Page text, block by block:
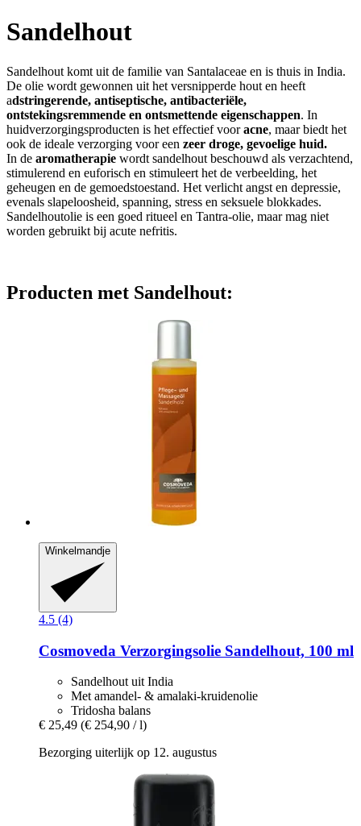
Sandelhout
Sandelhout komt uit de familie van Santalaceae en is thuis in India.
De olie wordt gewonnen uit het versnipperde hout en heeft
adstringerende, antiseptische, antibacteriële,
ontstekingsremmende en ontsmettende eigenschappen. In
huidverzorgingsproducten is het effectief vooracne, maar biedt het
ook de ideale verzorging voor een zeer droge, gevoelige huid.
In de aromatherapie wordt sandelhout beschouwd als verzachtend,
stimulerend en euforisch en stimuleert het de verbeelding, het
geheugen en de gemoedstoestand. Het verlicht angst en depressie,
evenals slapeloosheid, spanning, stress en seksuele blokkades.
Sandelhoutolie is een goed ritueel en Tantra-olie, maar mag niet
worden gebruikt bij acute nefritis.
Producten met Sandelhout:
Winkelmandje
4.5 (4)
Cosmoveda Verzorgingsolie Sandelhout, 100 ml
Sandelhout uit India
Met amandel- & amalaki-kruidenolie
Tridosha balans
€ 25,49 (€ 254,90 / l)
Bezorging uiterlijk op 12. augustus